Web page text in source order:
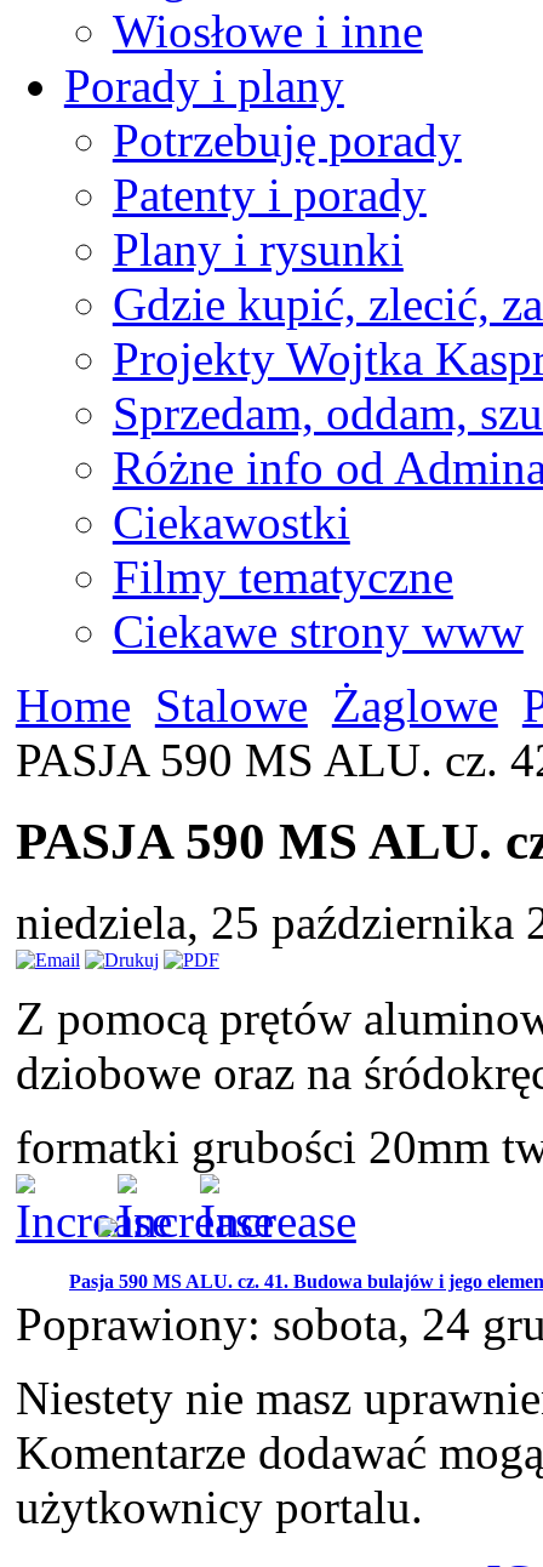
Wiosłowe i inne
Porady i plany
Potrzebuję porady
Patenty i porady
Plany i rysunki
Gdzie kupić, zlecić,
Projekty Wojtka
Sprzedam, oddam,
Różne info od
Ciekawostki
Filmy tematyczne
Ciekawe strony www
Home Stalowe Żaglowe
PASJA 590 MS ALU. cz.
PASJA 590 MS ALU.
niedziela, 25 października
Z pomocą prętów
dziobowe oraz na
formatki grubości 20mm
Pasja 590 MS ALU. cz. 41. Budowa bulajów i jego
Poprawiony: sobota, 24
Niestety nie masz
Komentarze dodawać
użytkownicy portalu.